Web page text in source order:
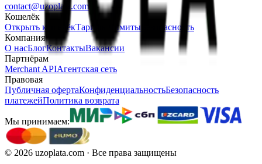
contact@uzoplata.com
Кошелёк
Открыть кошелёкТарифы Лимиты Безопасность
Компания
О насБлогКонтактыВакансии
Партнёрам
Merchant APIАгентская сеть
Правовая
Публичная офертаКонфиденциальностьБезопасность
платежейПолитика возврата
Мы принимаем:
© 2026 uzoplata.com · Все права защищены